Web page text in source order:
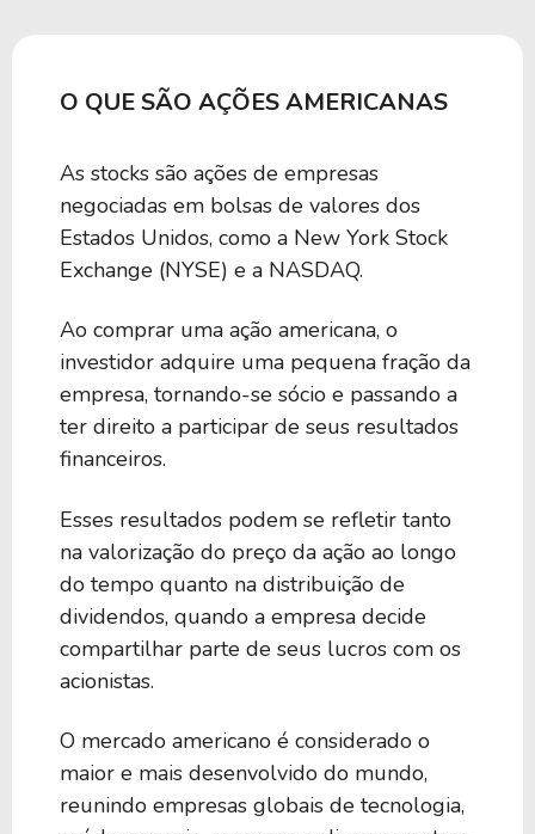
O QUE SÃO AÇÕES AMERICANAS
As stocks são ações de empresas
negociadas em bolsas de valores dos
Estados Unidos, como a New York Stock
Exchange (NYSE) e a NASDAQ.
Ao comprar uma ação americana, o
investidor adquire uma pequena fração da
empresa, tornando-se sócio e passando a
ter direito a participar de seus resultados
financeiros.
Esses resultados podem se refletir tanto
na valorização do preço da ação ao longo
do tempo quanto na distribuição de
dividendos, quando a empresa decide
compartilhar parte de seus lucros com os
acionistas.
O mercado americano é considerado o
maior e mais desenvolvido do mundo,
reunindo empresas globais de tecnologia,